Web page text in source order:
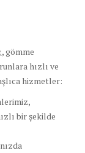
, gömme
hızlı ve
hizmetler:
bir şekilde